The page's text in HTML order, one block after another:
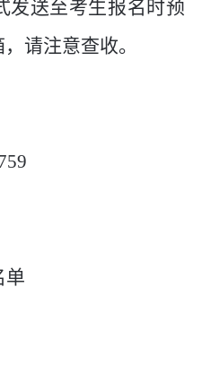
发送至考生报名时预
请注意查收。
单